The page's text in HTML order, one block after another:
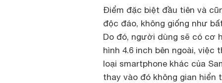
Điểm đặc biệt đầu tiên và
độc đáo, không giống như
Do đó, người dùng sẽ có cơ
hình 4.6 inch bên ngoài,
loại smartphone khác của
thay vào đó không gian hiển